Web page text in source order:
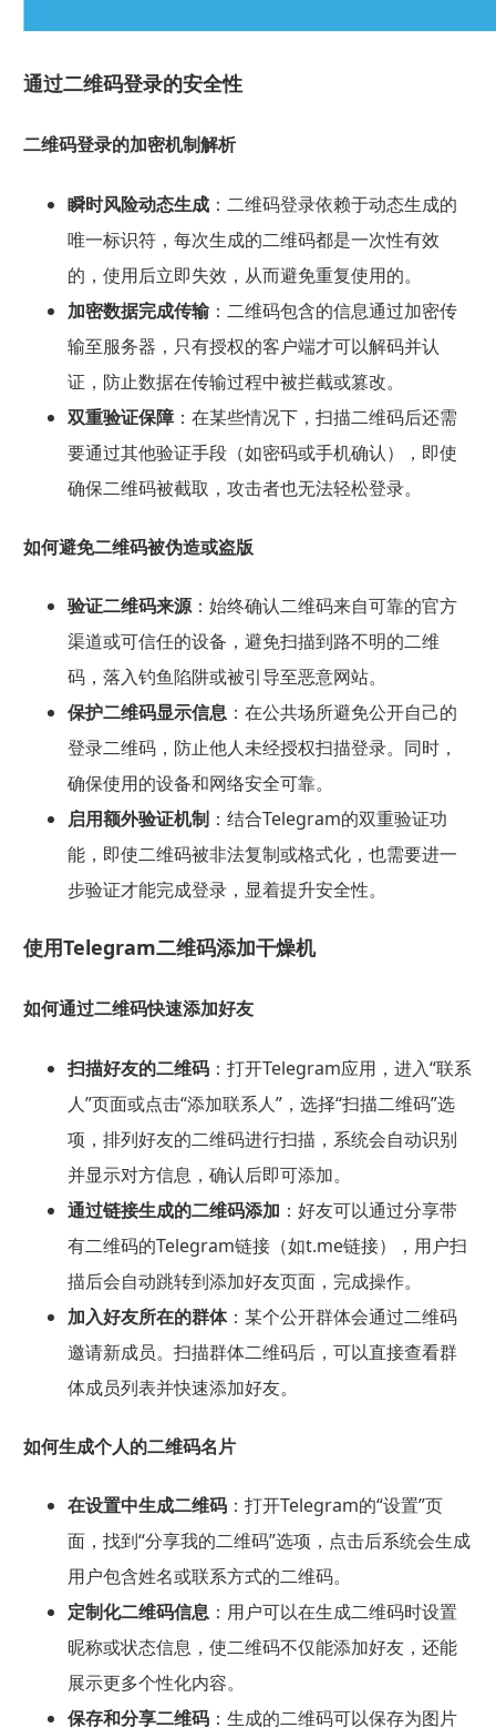
通过二维码登录的安全性
二维码登录的加密机制解析
瞬时风险动态生成：二维码登录依赖于动态生成的
唯一标识符，每次生成的二维码都是一次性有效
的，使用后立即失效，从而避免重复使用的。
加密数据完成传输：二维码包含的信息通过加密传
输至服务器，只有授权的客户端才可以解码并认
证，防止数据在传输过程中被拦截或篡改。
双重验证保障：在某些情况下，扫描二维码后还需
要通过其他验证手段（如密码或手机确认），即使
确保二维码被截取，攻击者也无法轻松登录。
如何避免二维码被伪造或盗版
验证二维码来源：始终确认二维码来自可靠的官方
渠道或可信任的设备，避免扫描到路不明的二维
码，落入钓鱼陷阱或被引导至恶意网站。
保护二维码显示信息：在公共场所避免公开自己的
登录二维码，防止他人未经授权扫描登录。同时，
确保使用的设备和网络安全可靠。
启用额外验证机制：结合Telegram的双重验证功
能，即使二维码被非法复制或格式化，也需要进一
步验证才能完成登录，显着提升安全性。
使用Telegram二维码添加干燥机
如何通过二维码快速添加好友
扫描好友的二维码：打开Telegram应用，进入“联系
人”页面或点击“添加联系人”，选择“扫描二维码”选
项，排列好友的二维码进行扫描，系统会自动识别
并显示对方信息，确认后即可添加。
通过链接生成的二维码添加 ：好友可以通过分享带
有二维码的Telegram链接（如t.me链接），用户扫
描后会自动跳转到添加好友页面，完成操作。
加入好友所在的群体：某个公开群体会通过二维码
邀请新成员。扫描群体二维码后，可以直接查看群
体成员列表并快速添加好友。
如何生成个人的二维码名片
在设置中生成二维码：打开Telegram的“设置”页
面，找到“分享我的二维码”选项，点击后系统会生成
用户包含姓名或联系方式的二维码。
定制化二维码信息：用户可以在生成二维码时设置
昵称或状态信息，使二维码不仅能添加好友，还能
展示更多个性化内容。
保存和分享二维码：生成的二维码可以保存为图片